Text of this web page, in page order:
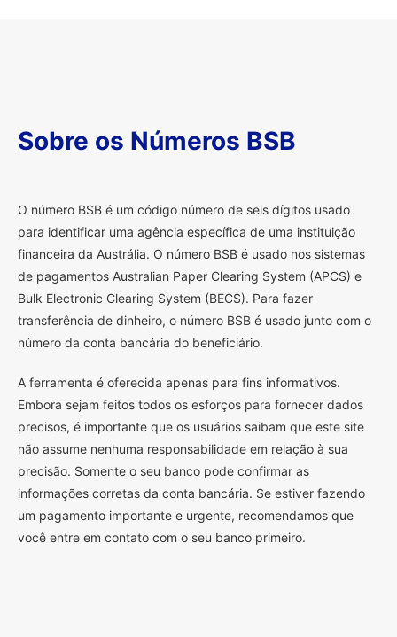
Sobre os Números BSB
O número BSB é um código número de seis dígitos usado
para identificar uma agência específica de uma instituição
financeira da Austrália. O número BSB é usado nos sistemas
de pagamentos Australian Paper Clearing System (APCS) e
Bulk Electronic Clearing System (BECS). Para fazer
transferência de dinheiro, o número BSB é usado junto com o
número da conta bancária do beneficiário.
A ferramenta é oferecida apenas para fins informativos.
Embora sejam feitos todos os esforços para fornecer dados
precisos, é importante que os usuários saibam que este site
não assume nenhuma responsabilidade em relação à sua
precisão. Somente o seu banco pode confirmar as
informações corretas da conta bancária. Se estiver fazendo
um pagamento importante e urgente, recomendamos que
você entre em contato com o seu banco primeiro.